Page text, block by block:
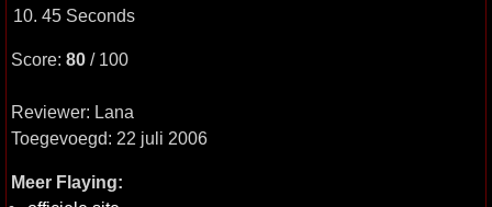
10. 45 Seconds
Score: 80 / 100
Reviewer: Lana
Toegevoegd: 22 juli 2006
Meer Flaying: